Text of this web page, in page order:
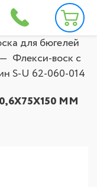
для бюгелей
Флекси-воск с
S-U 62-060-014
ММ